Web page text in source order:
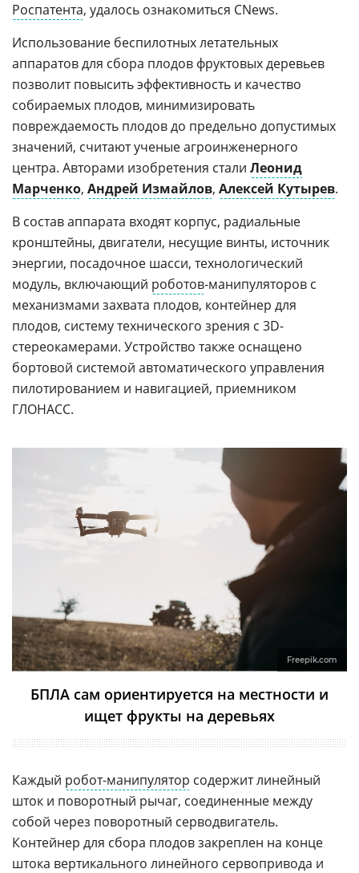
Роспатента, удалось ознакомиться CNews.
Использование беспилотных летательных
аппаратов для сбора плодов фруктовых деревьев
позволит повысить эффективность и качество
собираемых плодов, минимизировать
повреждаемость плодов до предельно допустимых
значений, считают ученые агроинженерного
центра. Авторами изобретения стали Леонид
Марченко, Андрей Измайлов, Алексей Кутырев.
В состав аппарата входят корпус, радиальные
кронштейны, двигатели, несущие винты, источник
энергии, посадочное шасси, технологический
модуль, включающий роботов-манипуляторов с
механизмами захвата плодов, контейнер для
плодов, систему технического зрения с 3D-
стереокамерами. Устройство также оснащено
бортовой системой автоматического управления
пилотированием и навигацией, приемником
ГЛОНАСС.
Freepik.com
БПЛА сам ориентируется на местности и
ищет фрукты на деревьях
Каждый робот-манипулятор содержит линейный
шток и поворотный рычаг, соединенные между
собой через поворотный серводвигатель.
Контейнер для сбора плодов закреплен на конце
штока вертикального линейного сервопривода и